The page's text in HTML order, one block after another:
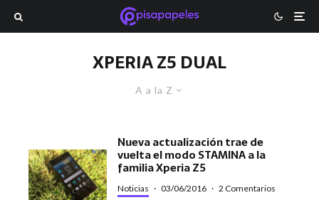
XPERIA Z5 DUAL
A a la Z
Nueva actualización trae de
vuelta el modo STAMINA a la
familia Xperia Z5
Noticias · 03/06/2016 · 2 Comentarios